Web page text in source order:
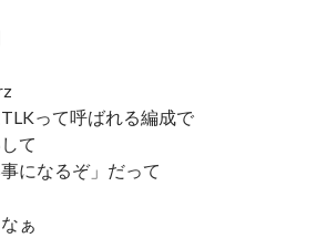
って呼ばれる編成で
て
になるぞ」だって
ぁ